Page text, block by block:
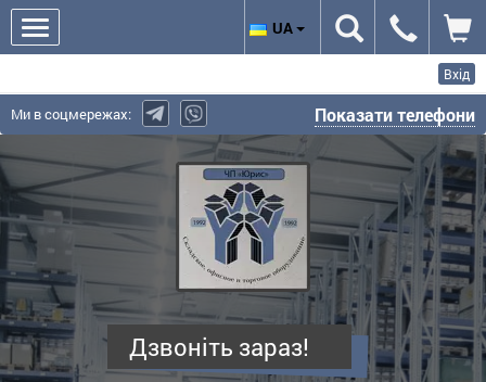
Вхід
Ми в соцмережах: Показати телефони
Юріс,
ПП
-
виробник
поличних
металевих
стелажів
Дзвоніть зараз!
UA